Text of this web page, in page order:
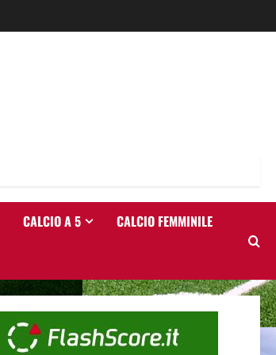
CALCIO A 5 CALCIO FEMMINILE